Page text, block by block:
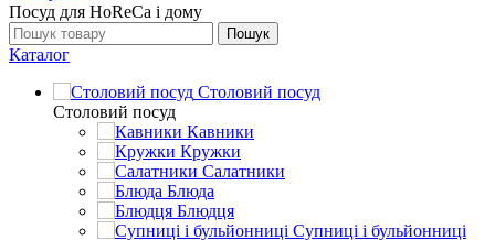
Посуд для HoReCa і дому
Пошук
Каталог
Столовий посуд
Столовий посуд
Кавники
Кружки
Салатники
Блюда
Блюдця
Супниці і бульйонниці